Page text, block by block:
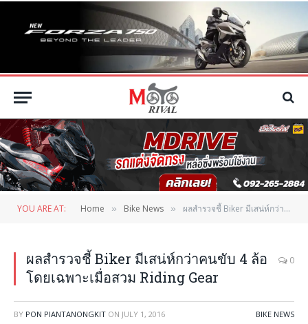
YOU ARE AT: Home » Bike News » ผลสำรวจชี้ Biker มีเสน่ห์กว่าคนขับ 4 ล้อ โดยเฉพาะเมื่อสวม Riding Gear
ผลสำรวจชี้ Biker มีเสน่ห์กว่าคนขับ 4 ล้อ
โดยเฉพาะเมื่อสวม Riding Gear
0
BY PON PIANTANONGKIT ON JULY 1, 2016 BIKE NEWS